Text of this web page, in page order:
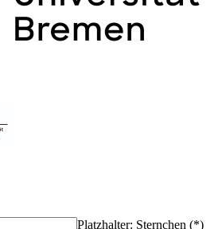
Platzhalter: Sternchen (*)